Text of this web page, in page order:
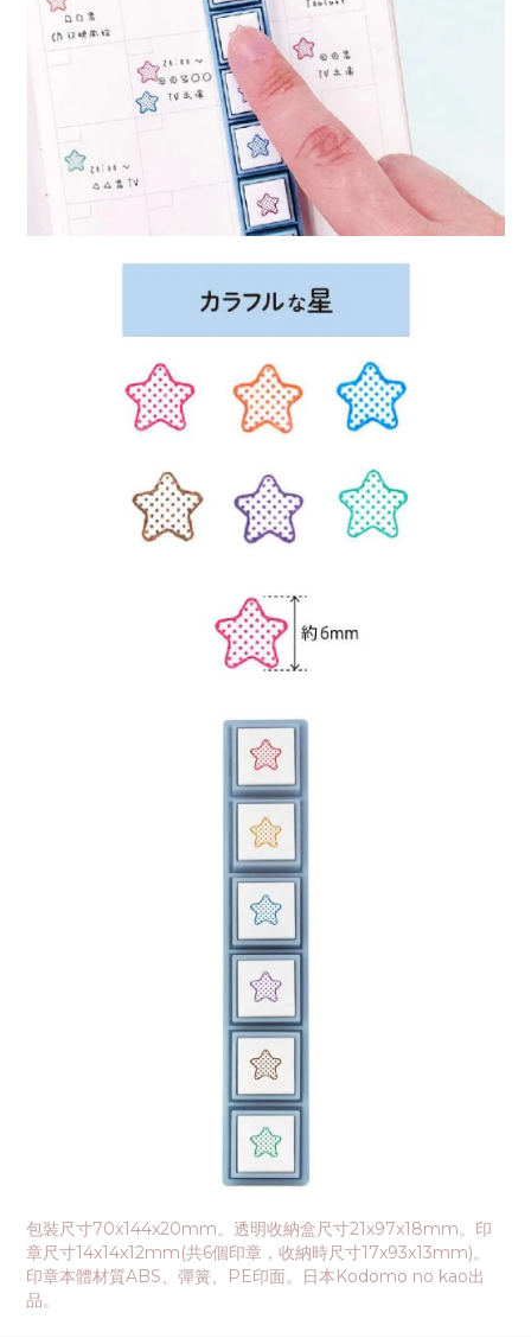
包裝尺寸70x144x20mm。透明收納盒尺寸21x97x18mm。印
章尺寸14x14x12mm(共6個印章，收納時尺寸17x93x13mm)。
印章本體材質ABS、彈簧、PE印面。日本Kodomo no kao出
品。